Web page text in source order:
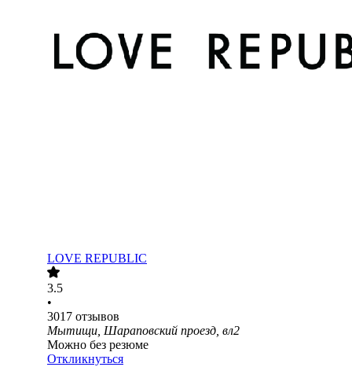
LOVE REPUBLIC
3.5
•
3017 отзывов
Мытищи, Шараповский проезд, вл2
Можно без резюме
Откликнуться